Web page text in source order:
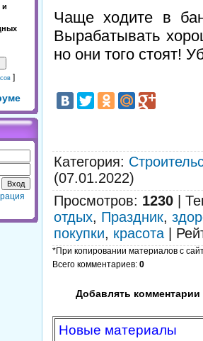
и
]
Чаще ходите в
Вырабатывать
но они того стоят!
Категория:
(07.01.2022)
Просмотров: 1230
отдых, Праздник,
покупки, красота
*При копировании материалов с
Всего комментариев: 0
Добавлять комментарии
Новые материалы